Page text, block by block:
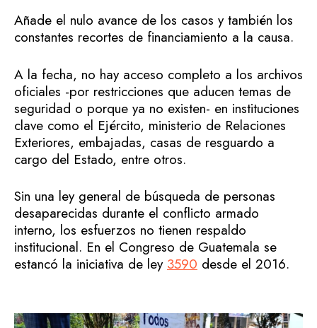
Añade el nulo avance de los casos y también los
constantes recortes de financiamiento a la causa.
A la fecha, no hay acceso completo a los archivos
oficiales -por restricciones que aducen temas de
seguridad o porque ya no existen- en instituciones
clave como el Ejército, ministerio de Relaciones
Exteriores, embajadas, casas de resguardo a
cargo del Estado, entre otros.
Sin una ley general de búsqueda de personas
desaparecidas durante el conflicto armado
interno, los esfuerzos no tienen respaldo
institucional. En el Congreso de Guatemala se
estancó la iniciativa de ley 3590 desde el 2016.